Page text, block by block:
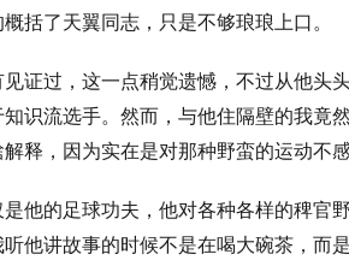
括了天翼同志，只是不够琅琅上口。
证过，这一点稍觉遗憾，不过从他头
识流选手。然而，与他住隔壁的我竟
释，因为实在是对那种野蛮的运动不感
他的足球功夫，他对各种各样的稗官
他讲故事的时候不是在喝大碗茶，而是